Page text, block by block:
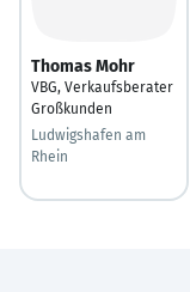
Thomas Mohr
VBG, Verkaufsberater
Großkunden
Ludwigshafen am
Rhein